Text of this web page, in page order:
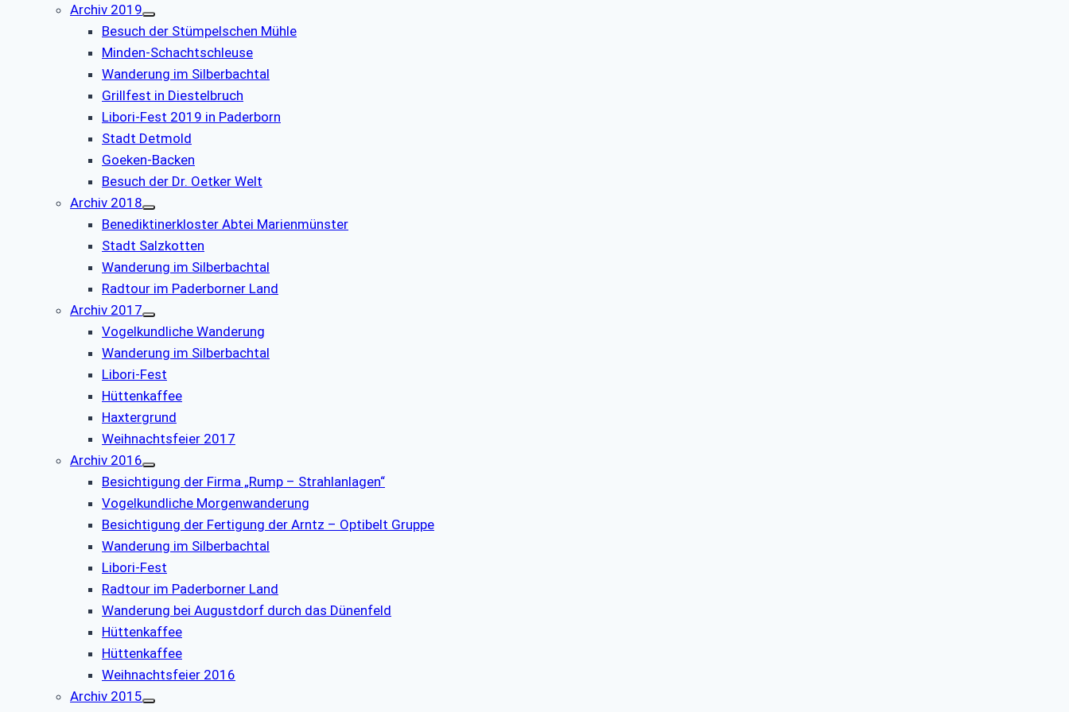
Archiv 2019
Besuch der Stümpelschen Mühle
Minden-Schachtschleuse
Wanderung im Silberbachtal
Grillfest in Diestelbruch
Libori-Fest 2019 in Paderborn
Stadt Detmold
Goeken-Backen
Besuch der Dr. Oetker Welt
Archiv 2018
Benediktinerkloster Abtei Marienmünster
Stadt Salzkotten
Wanderung im Silberbachtal
Radtour im Paderborner Land
Archiv 2017
Vogelkundliche Wanderung
Wanderung im Silberbachtal
Libori-Fest
Hüttenkaffee
Haxtergrund
Weihnachtsfeier 2017
Archiv 2016
Besichtigung der Firma „Rump – Strahlanlagen“
Vogelkundliche Morgenwanderung
Besichtigung der Fertigung der Arntz – Optibelt Gruppe
Wanderung im Silberbachtal
Libori-Fest
Radtour im Paderborner Land
Wanderung bei Augustdorf durch das Dünenfeld
Hüttenkaffee
Hüttenkaffee
Weihnachtsfeier 2016
Archiv 2015